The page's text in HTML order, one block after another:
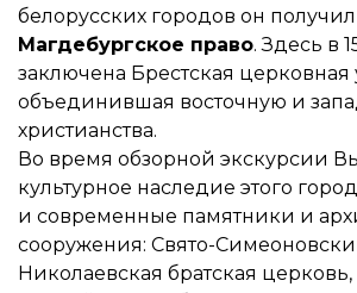
белорусских городов он получил
Магдебургское право. Здесь в
заключена Брестская церковная
объединившая восточную и
христианства.
Во время обзорной экскурсии
культурное наследие этого
и современные памятники и
сооружения: Свято-
Николаевская братская церковь,